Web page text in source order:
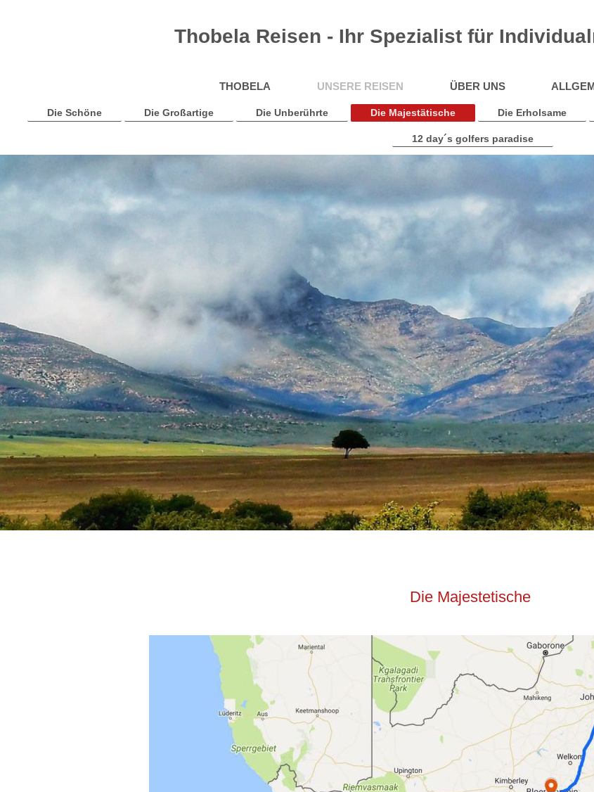
Thobela Reisen - Ihr Spezialist für
THOBELA UNSERE REISEN ÜBER UNS
Die Schöne Die Großartige Die Unberührte Die Majestätische Die Erholsame
12 day´s golfers paradise
Die Majestetische